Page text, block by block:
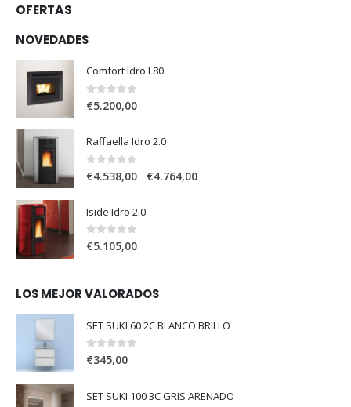
OFERTAS
NOVEDADES
Comfort Idro L80
0out of 5
€5.200,00
Raffaella Idro 2.0
0 out of 5
€4.538,00– €4.764,00
Iside Idro 2.0
0out of 5
€5.105,00
LOS MEJOR VALORADOS
SET SUKI 60 2C BLANCO BRILLO
0out of 5
€345,00
SET SUKI 100 3C GRIS ARENADO